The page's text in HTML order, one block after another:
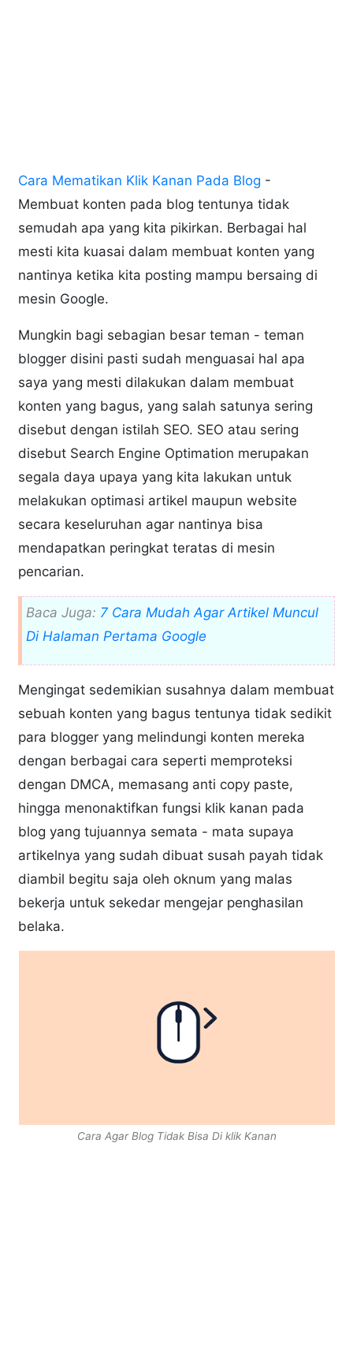
Cara Mematikan Klik Kanan Pada Blog -
Membuat konten pada blog tentunya tidak
semudah apa yang kita pikirkan. Berbagai hal
mesti kita kuasai dalam membuat konten yang
nantinya ketika kita posting mampu bersaing di
mesin Google.
Mungkin bagi sebagian besar teman - teman
blogger disini pasti sudah menguasai hal apa
saya yang mesti dilakukan dalam membuat
konten yang bagus, yang salah satunya sering
disebut dengan istilah SEO. SEO atau sering
disebut Search Engine Optimation merupakan
segala daya upaya yang kita lakukan untuk
melakukan optimasi artikel maupun website
secara keseluruhan agar nantinya bisa
mendapatkan peringkat teratas di mesin
pencarian.
Baca Juga: 7 Cara Mudah Agar Artikel Muncul
Di Halaman Pertama Google
Mengingat sedemikian susahnya dalam membuat
sebuah konten yang bagus tentunya tidak sedikit
para blogger yang melindungi konten mereka
dengan berbagai cara seperti memproteksi
dengan DMCA, memasang anti copy paste,
hingga menonaktifkan fungsi klik kanan pada
blog yang tujuannya semata - mata supaya
artikelnya yang sudah dibuat susah payah tidak
diambil begitu saja oleh oknum yang malas
bekerja untuk sekedar mengejar penghasilan
belaka.
Cara Agar Blog Tidak Bisa Di klik Kanan